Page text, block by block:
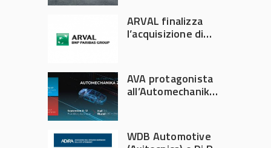
ARVAL finalizza
l’acquisizione di
AVA protagonista
all’Automechanika
WDB Automotive